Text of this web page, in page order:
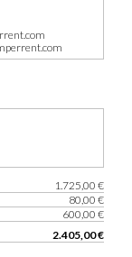
1.725,00 €
80,00 €
600,00 €
2.405,00 €